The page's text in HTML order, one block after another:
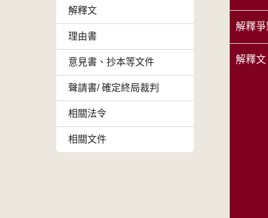
解釋文
理由書
意見書、抄本等文件
聲請書/ 確定終局裁判
相關法令
相關文件
解釋
解釋文